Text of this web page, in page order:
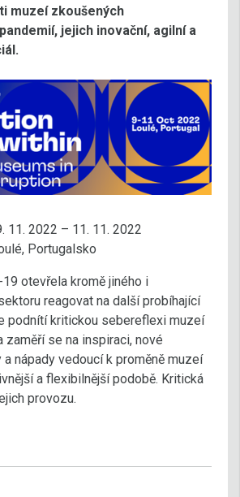
muzeí zkoušených
jejich inovační, agilní a
11. 2022 – 11. 11. 2022
Portugalsko
otevřela kromě jiného i
reagovat na další probíhající
podnítí kritickou sebereflexi muzeí
zaměří se na inspiraci, nové
nápady vedoucí k proměně muzeí
a flexibilnější podobě. Kritická
provozu.